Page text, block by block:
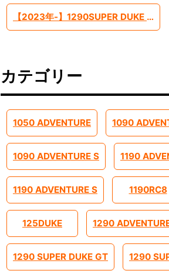
【2023年-】1290SUPER DUKE R EVO ローシャーシモデル【-45mm】
カテゴリー
1050 ADVENTURE 1090
1090 ADVENTURE S 1190
1190 ADVENTURE S 1190RC8
125DUKE 1290
1290 SUPER DUKE GT 1290